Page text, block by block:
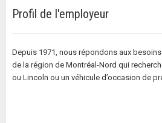
Profil de l'employeur
Depuis 1971, nous répondons aux
de la région de Montréal-Nord qui
ou Lincoln ou un véhicule d’occasion de